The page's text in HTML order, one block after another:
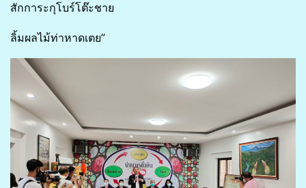
สักการะกุโบร์โต๊ะชาย
ลิ้มผลไม้ท่าหาดเตย”